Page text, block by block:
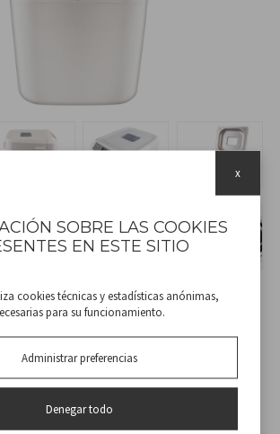
SOBRE LAS COOKIES
EN ESTE SITIO
cookies técnicas y estadísticas anónimas,
para su funcionamiento.
Administrar preferencias
Denegar todo
x